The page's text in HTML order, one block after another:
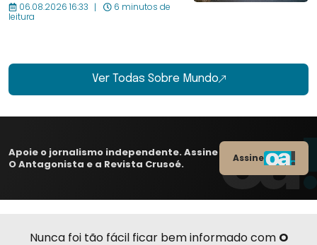
06.08.2026 16:33 6 minutos de
leitura
Ver Todas Sobre Mundo
Apoie o jornalismo independente. Assine
O Antagonista e a Revista Crusoé.
Assine
Nunca foi tão fácil ficar bem informado com O